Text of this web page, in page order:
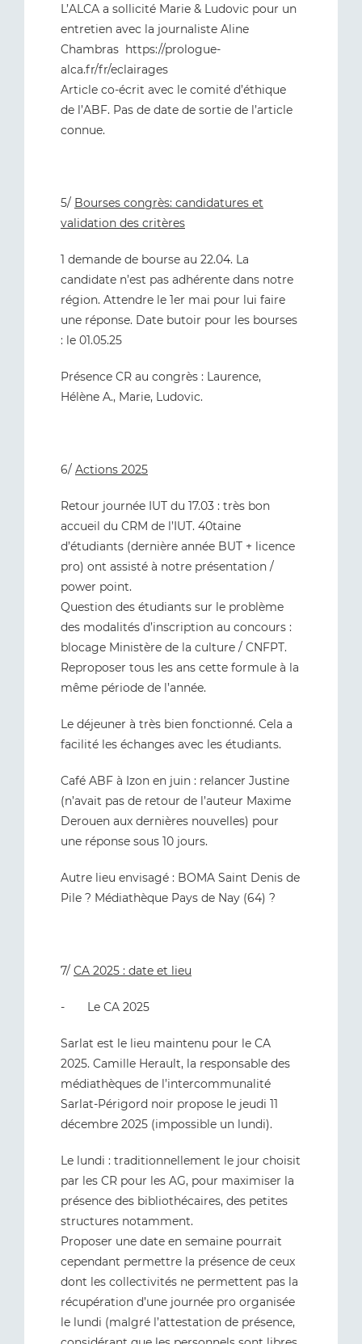
L’ALCA a sollicité Marie & Ludovic pour un
entretien avec la journaliste Aline
Chambras https://prologue-
alca.fr/fr/eclairages
Article co-écrit avec le comité d’éthique
de l’ABF. Pas de date de sortie de l’article
connue.
5/ Bourses congrès: candidatures et
validation des critères
1 demande de bourse au 22.04. La
candidate n’est pas adhérente dans notre
région. Attendre le 1er mai pour lui faire
une réponse. Date butoir pour les bourses
: le 01.05.25
Présence CR au congrès : Laurence,
Hélène A., Marie, Ludovic.
6/ Actions 2025
Retour journée IUT du 17.03 : très bon
accueil du CRM de l’IUT. 40taine
d’étudiants (dernière année BUT + licence
pro) ont assisté à notre présentation /
power point.
Question des étudiants sur le problème
des modalités d’inscription au concours :
blocage Ministère de la culture / CNFPT.
Reproposer tous les ans cette formule à la
même période de l’année.
Le déjeuner à très bien fonctionné. Cela a
facilité les échanges avec les étudiants.
Café ABF à Izon en juin : relancer Justine
(n’avait pas de retour de l’auteur Maxime
Derouen aux dernières nouvelles) pour
une réponse sous 10 jours.
Autre lieu envisagé : BOMA Saint Denis de
Pile ? Médiathèque Pays de Nay (64) ?
7/ CA 2025 : date et lieu
- Le CA 2025
Sarlat est le lieu maintenu pour le CA
2025. Camille Herault, la responsable des
médiathèques de l’intercommunalité
Sarlat-Périgord noir propose le jeudi 11
décembre 2025 (impossible un lundi).
Le lundi : traditionnellement le jour choisit
par les CR pour les AG, pour maximiser la
présence des bibliothécaires, des petites
structures notamment.
Proposer une date en semaine pourrait
cependant permettre la présence de ceux
dont les collectivités ne permettent pas la
récupération d’une journée pro organisée
le lundi (malgré l’attestation de présence,